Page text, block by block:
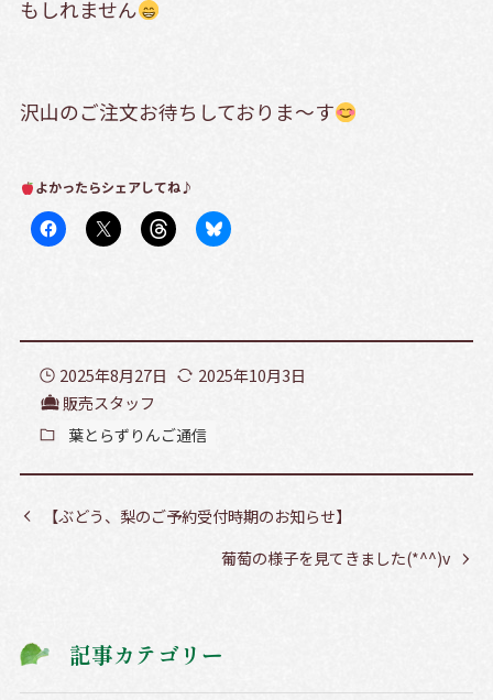
もしれません
沢山のご注文お待ちしておりま～す
よかったらシェアしてね♪
2025年8月27日
2025年10月3日
販売スタッフ
葉とらずりんご通信
【ぶどう、梨のご予約受付時期のお知らせ】
葡萄の様子を見てきました(*^^)v
記事カテゴリー